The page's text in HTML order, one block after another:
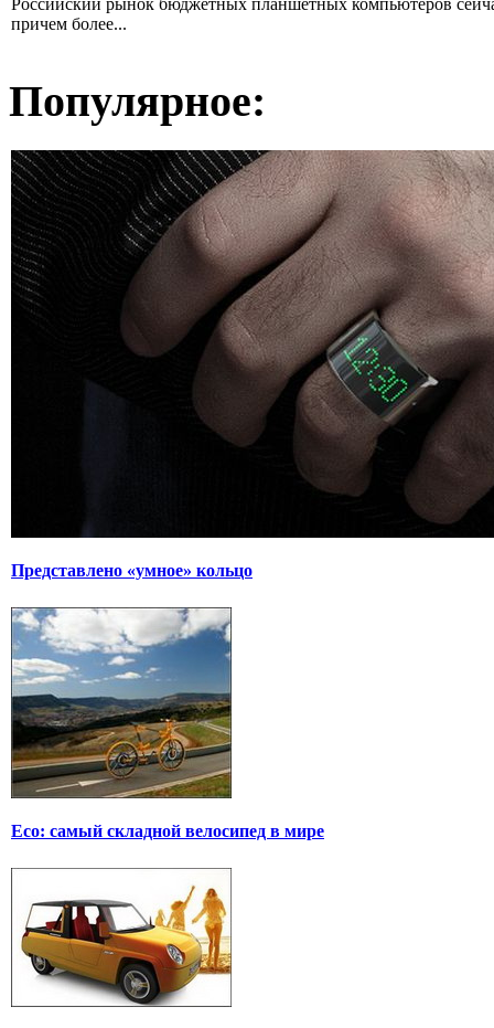
причем более...
Популярное:
Представлено «умное» кольцо
Eco: самый складной велосипед в мире